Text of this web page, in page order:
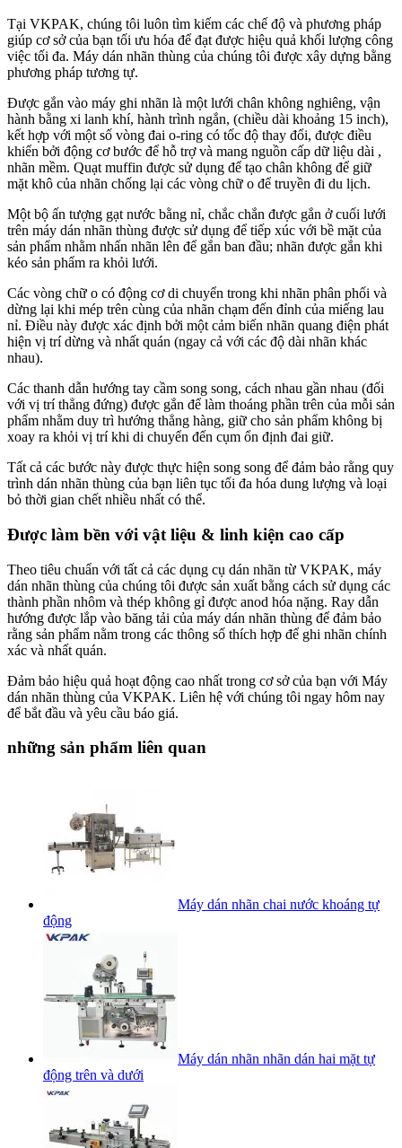
Tại VKPAK, chúng tôi luôn tìm kiếm các chế độ và phương pháp
giúp cơ sở của bạn tối ưu hóa để đạt được hiệu quả khối lượng công
việc tối đa. Máy dán nhãn thùng của chúng tôi được xây dựng bằng
phương pháp tương tự.
Được gắn vào máy ghi nhãn là một lưới chân không nghiêng, vận
hành bằng xi lanh khí, hành trình ngắn, (chiều dài khoảng 15 inch),
kết hợp với một số vòng đai o-ring có tốc độ thay đổi, được điều
khiển bởi động cơ bước để hỗ trợ và mang nguồn cấp dữ liệu dài ,
nhãn mềm. Quạt muffin được sử dụng để tạo chân không để giữ
mặt khô của nhãn chống lại các vòng chữ o để truyền đi du lịch.
Một bộ ấn tượng gạt nước bằng nỉ, chắc chắn được gắn ở cuối lưới
trên máy dán nhãn thùng được sử dụng để tiếp xúc với bề mặt của
sản phẩm nhằm nhấn nhãn lên để gắn ban đầu; nhãn được gắn khi
kéo sản phẩm ra khỏi lưới.
Các vòng chữ o có động cơ di chuyển trong khi nhãn phân phối và
dừng lại khi mép trên cùng của nhãn chạm đến đỉnh của miếng lau
nỉ. Điều này được xác định bởi một cảm biến nhãn quang điện phát
hiện vị trí dừng và nhất quán (ngay cả với các độ dài nhãn khác
nhau).
Các thanh dẫn hướng tay cầm song song, cách nhau gần nhau (đối
với vị trí thẳng đứng) được gắn để làm thoáng phần trên của mỗi sản
phẩm nhằm duy trì hướng thẳng hàng, giữ cho sản phẩm không bị
xoay ra khỏi vị trí khi di chuyển đến cụm ổn định đai giữ.
Tất cả các bước này được thực hiện song song để đảm bảo rằng quy
trình dán nhãn thùng của bạn liên tục tối đa hóa dung lượng và loại
bỏ thời gian chết nhiều nhất có thể.
Được làm bền với vật liệu & linh kiện cao cấp
Theo tiêu chuẩn với tất cả các dụng cụ dán nhãn từ VKPAK, máy
dán nhãn thùng của chúng tôi được sản xuất bằng cách sử dụng các
thành phần nhôm và thép không gỉ được anod hóa nặng. Ray dẫn
hướng được lắp vào băng tải của máy dán nhãn thùng để đảm bảo
rằng sản phẩm nằm trong các thông số thích hợp để ghi nhãn chính
xác và nhất quán.
Đảm bảo hiệu quả hoạt động cao nhất trong cơ sở của bạn với Máy
dán nhãn thùng của VKPAK. Liên hệ với chúng tôi ngay hôm nay
để bắt đầu và yêu cầu báo giá.
những sản phẩm liên quan
Máy dán nhãn chai nước khoáng tự
động
Máy dán nhãn nhãn dán hai mặt tự
động trên và dưới